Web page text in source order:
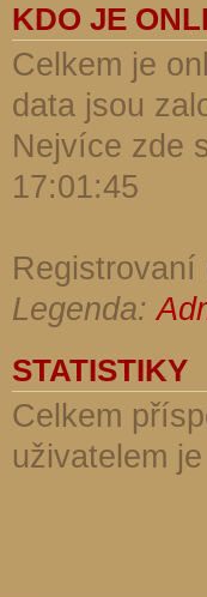
KDO JE
Celkem je
data jsou
Nejvíce zde
17:01:45
Legenda:
STATISTIKY
Celkem
uživatelem je